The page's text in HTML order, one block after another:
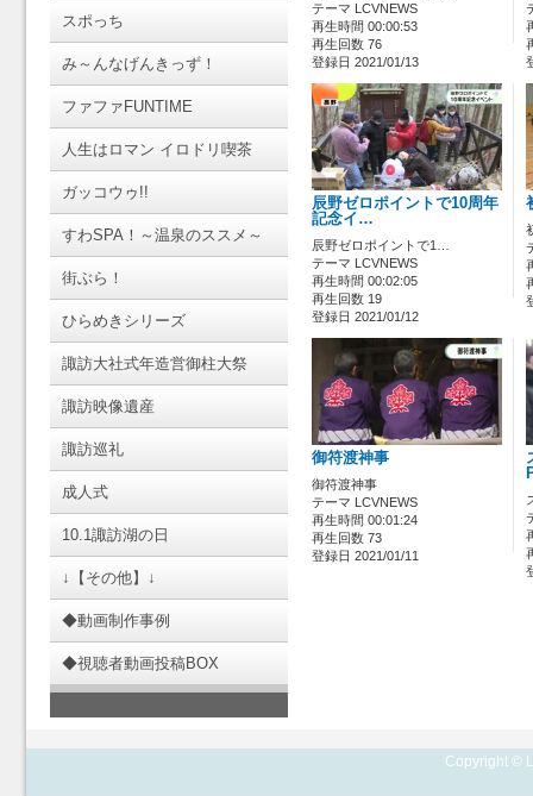
スポっち
み～んなげんきっず！
ファファFUNTIME
人生はロマン イロドリ喫茶
ガッコウゥ!!
すわSPA！～温泉のススメ～
街ぶら！
ひらめきシリーズ
諏訪大社式年造営御柱大祭
諏訪映像遺産
諏訪巡礼
成人式
10.1諏訪湖の日
↓【その他】↓
◆動画制作事例
◆視聴者動画投稿BOX
テーマ LCVNEWS
再生時間 00:00:53
再生回数 76
登録日 2021/01/13
辰野ゼロポイントで10周年
記念イ…
辰野ゼロポイントで1…
テーマ LCVNEWS
再生時間 00:02:05
再生回数 19
登録日 2021/01/12
御符渡神事
御符渡神事
テーマ LCVNEWS
再生時間 00:01:24
再生回数 73
登録日 2021/01/11
Copyright ©